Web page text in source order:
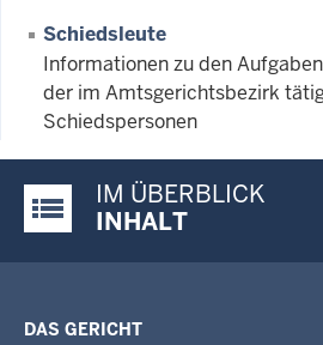
Schiedsleute
Informationen zu den
der im Amtsgerichtsbezirk
Schiedspersonen
Justiz-Portal im Überblick:
IM ÜBERBLICK
INHALT
DAS GERICHT